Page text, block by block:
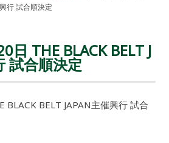
行 試合順決定
日 THE BLACK BELT J
試合順決定
BLACK BELT JAPAN主催興行 試合